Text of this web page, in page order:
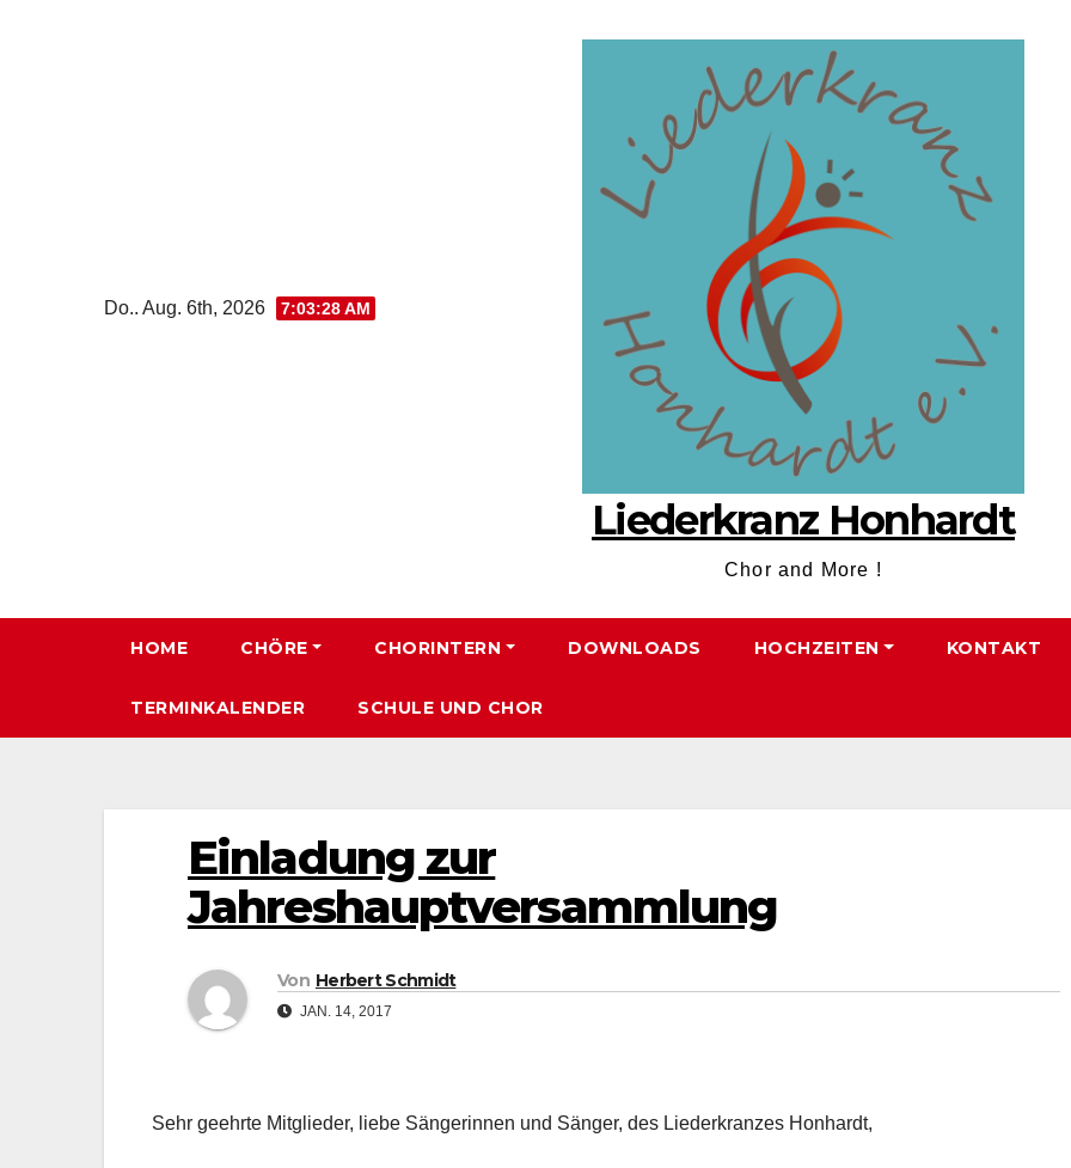
Do.. Aug. 6th, 2026 7:03:29 AM
Liederkranz Honhardt
Chor and More !
HOME CHÖRE CHORINTERN DOWNLOADS HOCHZEITEN KONTAKT
TERMINKALENDER SCHULE UND CHOR
Einladung zur
Jahreshauptversammlung
Von Herbert Schmidt
JAN. 14, 2017
Sehr geehrte Mitglieder, liebe Sängerinnen und Sänger, des Liederkranzes Honhardt,